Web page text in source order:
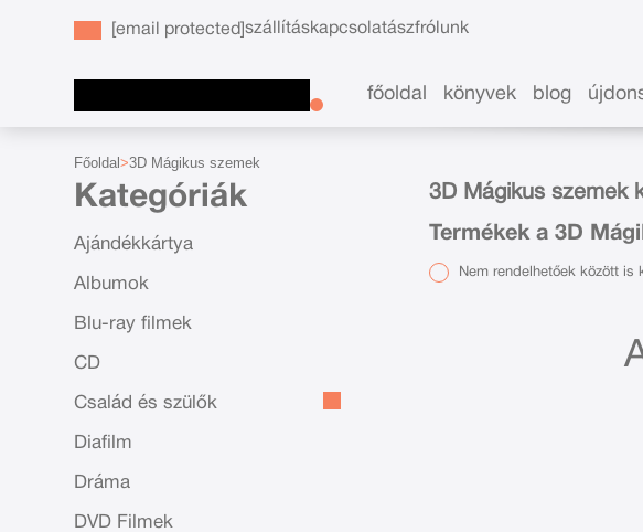
[email protected]szállításkapcsolatászfrólunk
főoldal könyvek blog
Főoldal 3D Mágikus szemek
Kategóriák
Ajándékkártya
Albumok
Blu-ray filmek
CD
Család és szülők
Diafilm
Dráma
DVD Filmek
3D Mágikus szemek
Termékek a 3D
Nem rendelhetőek között is